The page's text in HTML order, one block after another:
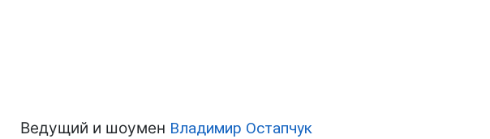
Ведущий и шоумен Владимир Остапчук